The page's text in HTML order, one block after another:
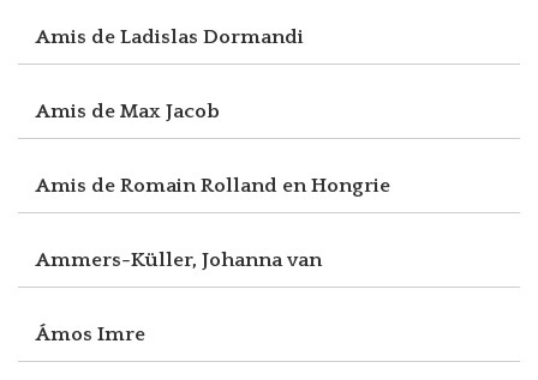
Amis de Ladislas Dormandi
Amis de Max Jacob
Amis de Romain Rolland en Hongrie
Ammers-Küller, Johanna van
Ámos Imre